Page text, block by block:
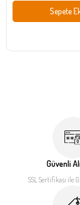
Sepete
Güvenli
SSL Sertifikası ile